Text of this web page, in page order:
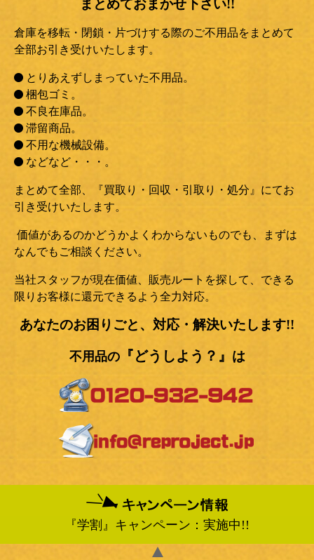
まとめておまかせ下さい!!
倉庫を移転・閉鎖・片づけする際のご不用品をまとめて
全部お引き受けいたします。
とりあえずしまっていた不用品。
梱包ゴミ。
不良在庫品。
滞留商品。
不用な機械設備。
などなど・・・。
まとめて全部、『買取り・回収・引取り・処分』にてお
引き受けいたします。
価値があるのかどうかよくわからないものでも、まずは
なんでもご相談ください。
当社スタッフが現在価値、販売ルートを探して、できる
限りお客様に還元できるよう全力対応。
あなたのお困りごと、対応・解決いたします!!
不用品の『どうしよう ？』 は
『学割』キャンペーン：実施中!!